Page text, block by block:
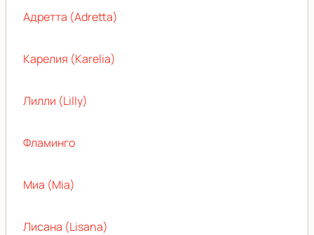
Адретта (Adretta)
Карелия (Karelia)
Лилли (Lilly)
Фламинго
Миа (Mia)
Лисана (Lisana)